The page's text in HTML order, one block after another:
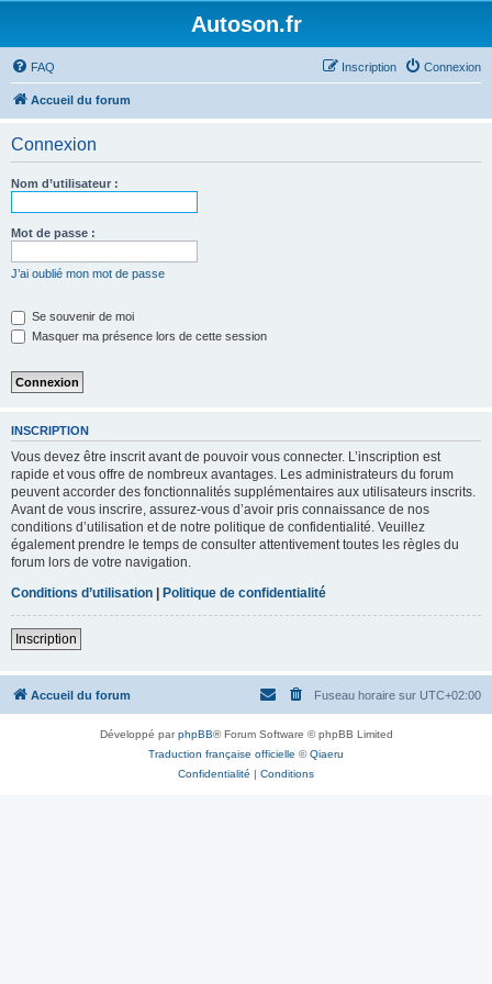
Autoson.fr
FAQ Connexion
Inscription
Accueil du forum
Connexion
Nom d’utilisateur :
Mot de passe :
J’ai oublié mon mot de passe
Se souvenir de moi
Masquer ma présence lors de cette session
INSCRIPTION
Vous devez être inscrit avant de pouvoir vous connecter. L’inscription est
rapide et vous offre de nombreux avantages. Les administrateurs du forum
peuvent accorder des fonctionnalités supplémentaires aux utilisateurs inscrits.
Avant de vous inscrire, assurez-vous d’avoir pris connaissance de nos
conditions d’utilisation et de notre politique de confidentialité. Veuillez
également prendre le temps de consulter attentivement toutes les règles du
forum lors de votre navigation.
Conditions d’utilisation | Politique de confidentialité
Inscription
Accueil du forum Fuseau horaire sur UTC+02:00
Développé parphpBB® Forum Software © phpBB Limited
Traduction française officielle ©Qiaeru
Confidentialité | Conditions